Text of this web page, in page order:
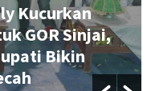
Kucurkan
GOR Sinjai,
Bikin